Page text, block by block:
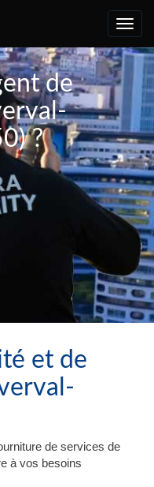
de
?
et de
de services de
à vos besoins